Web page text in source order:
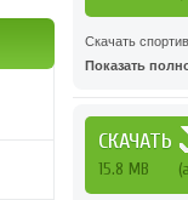
Скачать
Показать
СКАЧАТЬ
15.8 MB